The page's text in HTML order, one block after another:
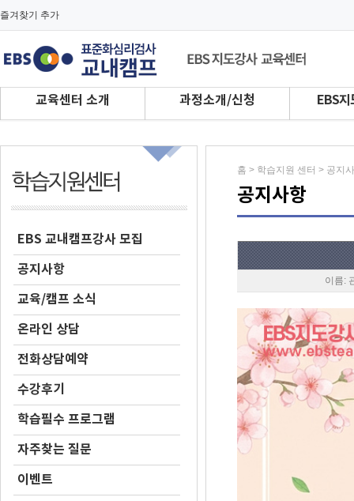
즐겨찾기 추가
교육센터 소개 과정소개/신청 EBS지
EBS 교내캠프강사 모집
공지사항
교육/캠프 소식
온라인 상담
전화상담예약
수강후기
학습필수 프로그램
자주찾는 질문
이벤트
홈 > 학습지원 센터 > 공지
공지사항
이름: